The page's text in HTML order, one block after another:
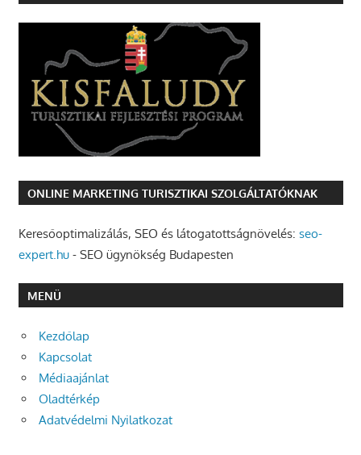
ONLINE MARKETING TURISZTIKAI SZOLGÁLTATÓKNAK
Keresőoptimalizálás, SEO és látogatottságnövelés: seo-
expert.hu- SEO ügynökség Budapesten
MENÜ
Kezdőlap
Kapcsolat
Médiaajánlat
Oladtérkép
Adatvédelmi Nyilatkozat